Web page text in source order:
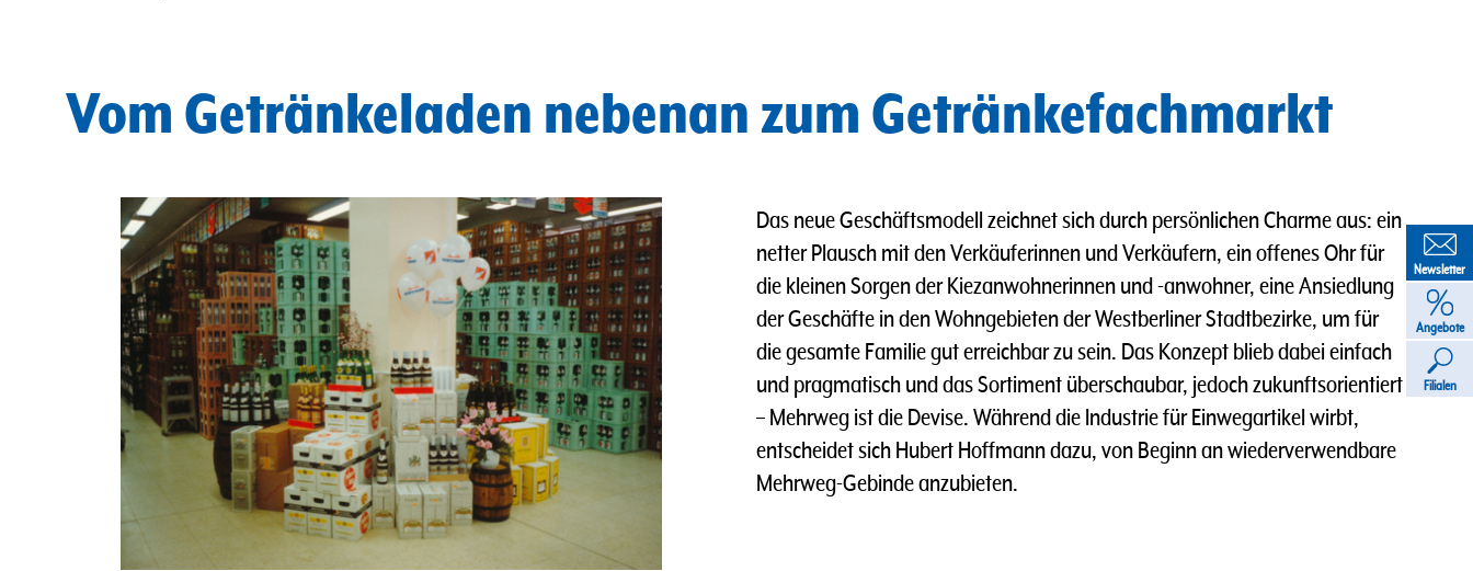
Vom Getränkeladen nebenan zum Getränkefachmarkt
Das neue Geschäftsmodell zeichnet sich durch persönlichen Charme aus: ein
netter Plausch mit den Verkäuferinnen und Verkäufern, ein offenes Ohr für
die kleinen Sorgen der Kiezanwohnerinnen und -anwohner, eine Ansiedlung
der Geschäfte in den Wohngebieten der Westberliner Stadtbezirke, um für
die gesamte Familie gut erreichbar zu sein. Das Konzept blieb dabei einfach
und pragmatisch und das Sortiment überschaubar, jedoch zukunftsorientiert
– Mehrweg ist die Devise. Während die Industrie für Einwegartikel wirbt,
entscheidet sich Hubert Hoffmann dazu, von Beginn an wiederverwendbare
Mehrweg-Gebinde anzubieten.
Newsletter
Angebote
Filialen